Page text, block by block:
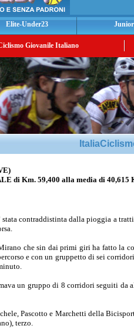
Elite-Under23
Giovanile Italiano
di Km. 59,400 alla media di 40,615
stata contraddistinta dalla pioggia a
che sin dai primi giri ha fatto la
e con un gruppetto di sei
un gruppo di 8 corridori seguiti
Pascotto e Marchetti della
terzo.